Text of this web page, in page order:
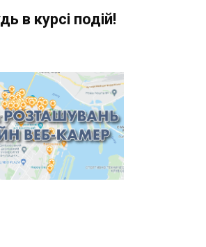
в курсі подій!